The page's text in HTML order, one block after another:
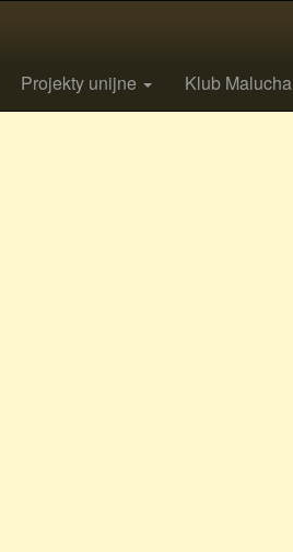
Projekty unijne Klub Malucha